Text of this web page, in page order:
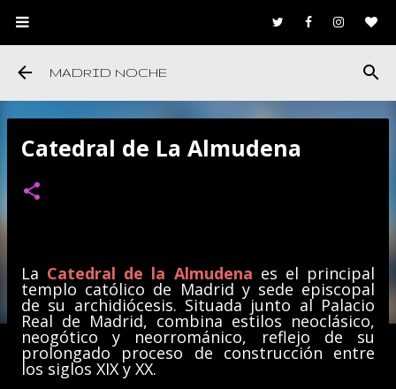
Ir al contenido principal
MADRID NOCHE
Catedral de La Almudena
La Catedral de la Almudena es el principal
templo católico de Madrid y sede episcopal
de su archidiócesis. Situada junto al Palacio
Real de Madrid, combina estilos neoclásico,
neogótico y neorrománico, reflejo de su
prolongado proceso de construcción entre
los siglos XIX y XX.